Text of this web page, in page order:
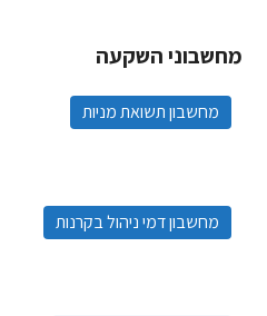
מחשבוני השקעה
מחשבון תשואת מניות
מחשבון דמי ניהול בקרנות